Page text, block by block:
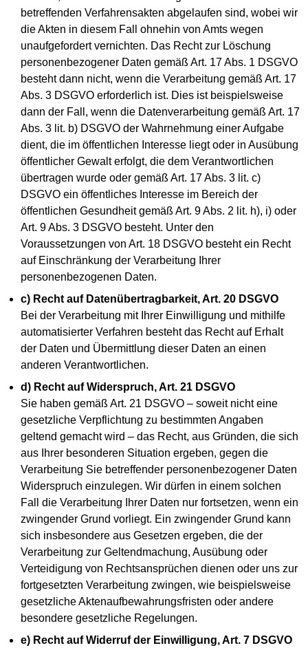
betreffenden Verfahrensakten abgelaufen sind, wobei wir
die Akten in diesem Fall ohnehin von Amts wegen
unaufgefordert vernichten. Das Recht zur Löschung
personenbezogener Daten gemäß Art. 17 Abs. 1 DSGVO
besteht dann nicht, wenn die Verarbeitung gemäß Art. 17
Abs. 3 DSGVO erforderlich ist. Dies ist beispielsweise
dann der Fall, wenn die Datenverarbeitung gemäß Art. 17
Abs. 3 lit. b) DSGVO der Wahrnehmung einer Aufgabe
dient, die im öffentlichen Interesse liegt oder in Ausübung
öffentlicher Gewalt erfolgt, die dem Verantwortlichen
übertragen wurde oder gemäß Art. 17 Abs. 3 lit. c)
DSGVO ein öffentliches Interesse im Bereich der
öffentlichen Gesundheit gemäß Art. 9 Abs. 2 lit. h), i) oder
Art. 9 Abs. 3 DSGVO besteht. Unter den
Voraussetzungen von Art. 18 DSGVO besteht ein Recht
auf Einschränkung der Verarbeitung Ihrer
personenbezogenen Daten.
c) Recht auf Datenübertragbarkeit, Art. 20 DSGVO
Bei der Verarbeitung mit Ihrer Einwilligung und mithilfe
automatisierter Verfahren besteht das Recht auf Erhalt
der Daten und Übermittlung dieser Daten an einen
anderen Verantwortlichen.
d) Recht auf Widerspruch, Art. 21 DSGVO
Sie haben gemäß Art. 21 DSGVO – soweit nicht eine
gesetzliche Verpflichtung zu bestimmten Angaben
geltend gemacht wird – das Recht, aus Gründen, die sich
aus Ihrer besonderen Situation ergeben, gegen die
Verarbeitung Sie betreffender personenbezogener Daten
Widerspruch einzulegen. Wir dürfen in einem solchen
Fall die Verarbeitung Ihrer Daten nur fortsetzen, wenn ein
zwingender Grund vorliegt. Ein zwingender Grund kann
sich insbesondere aus Gesetzen ergeben, die der
Verarbeitung zur Geltendmachung, Ausübung oder
Verteidigung von Rechtsansprüchen dienen oder uns zur
fortgesetzten Verarbeitung zwingen, wie beispielsweise
gesetzliche Aktenaufbewahrungsfristen oder andere
besondere gesetzliche Regelungen.
e) Recht auf Widerruf der Einwilligung, Art. 7 DSGVO